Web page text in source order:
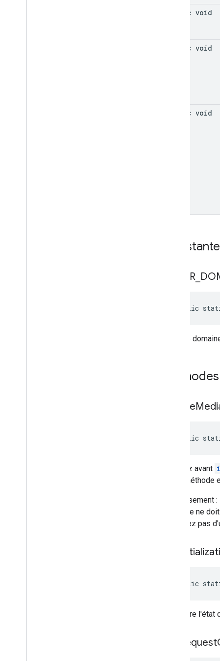
static void
static void
static void
ERROR
public
Nom de
disable
public
Appelez avant
Cette
Avertissement
méthode ne
prévoyez pas
public
Récupère
Request